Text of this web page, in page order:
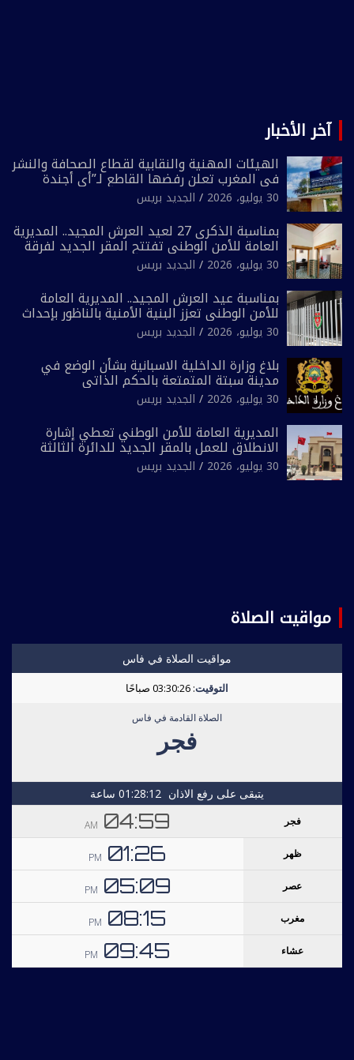
آخر الأخبار
الهيئات المهنية والنقابية لقطاع الصحافة والنشر
في المغرب تعلن رفضها القاطع لـ”أي أجندة
انتخابية مُعدة على مقاس سياسي ومصلحي
ضيق”
30 يوليو، 2026 الجديد بريس
بمناسبة الذكرى 27 لعيد العرش المجيد.. المديرية
العامة للأمن الوطني تفتتح المقر الجديد لفرقة
الشرطة السياحية بفاس
30 يوليو، 2026 الجديد بريس
بمناسبة عيد العرش المجيد.. المديرية العامة
للأمن الوطني تعزز البنية الأمنية بالناظور بإحداث
فرقتين جديدتين
30 يوليو، 2026 الجديد بريس
بلاغ وزارة الداخلية الاسبانية بشأن الوضع في
مدينة سبتة المتمتعة بالحكم الذاتي
30 يوليو، 2026 الجديد بريس
المديرية العامة للأمن الوطني تعطي إشارة
الانطلاق للعمل بالمقر الجديد للدائرة الثالثة
للشرطة بولاية أمن العيون
30 يوليو، 2026 الجديد بريس
مواقيت الصلاة